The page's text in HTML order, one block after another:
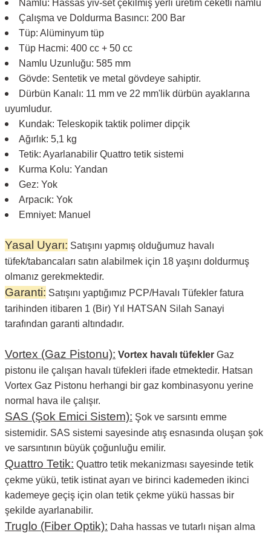
Namlu: Hassas yiv-set çekilmiş yerli üretim ceketli namlu
Çalışma ve Doldurma Basıncı: 200 Bar
Tüp: Alüminyum tüp
Tüp Hacmi: 400 cc + 50 cc
Namlu Uzunluğu: 585 mm
Gövde: Sentetik ve metal gövdeye sahiptir.
Dürbün Kanalı: 11 mm ve 22 mm'lik dürbün ayaklarına
uyumludur.
Kundak: Teleskopik taktik polimer dipçik
Ağırlık: 5,1 kg
Tetik: Ayarlanabilir Quattro tetik sistemi
Kurma Kolu: Yandan
Gez: Yok
Arpacık: Yok
Emniyet: Manuel
Yasal Uyarı: Satışını yapmış olduğumuz havalı
tüfek/tabancaları satın alabilmek için 18 yaşını doldurmuş
olmanız gerekmektedir.
Garanti: Satışını yaptığımız PCP/Havalı Tüfekler fatura
tarihinden itibaren 1 (Bir) Yıl HATSAN Silah Sanayi
tarafından garanti altındadır.
Vortex (Gaz Pistonu): Vortex havalı tüfekler Gaz
pistonu ile çalışan havalı tüfekleri ifade etmektedir. Hatsan
Vortex Gaz Pistonu herhangi bir gaz kombinasyonu yerine
normal hava ile çalışır.
SAS (Şok Emici Sistem): Şok ve sarsıntı emme
sistemidir. SAS sistemi sayesinde atış esnasında oluşan şok
ve sarsıntının büyük çoğunluğu emilir.
Quattro Tetik: Quattro tetik mekanizması sayesinde tetik
çekme yükü, tetik istinat ayarı ve birinci kademeden ikinci
kademeye geçiş için olan tetik çekme yükü hassas bir
şekilde ayarlanabilir.
Truglo (Fiber Optik): Daha hassas ve tutarlı nişan alma